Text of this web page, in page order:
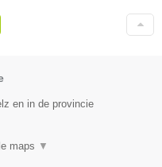
en in de provincie
maps ▼